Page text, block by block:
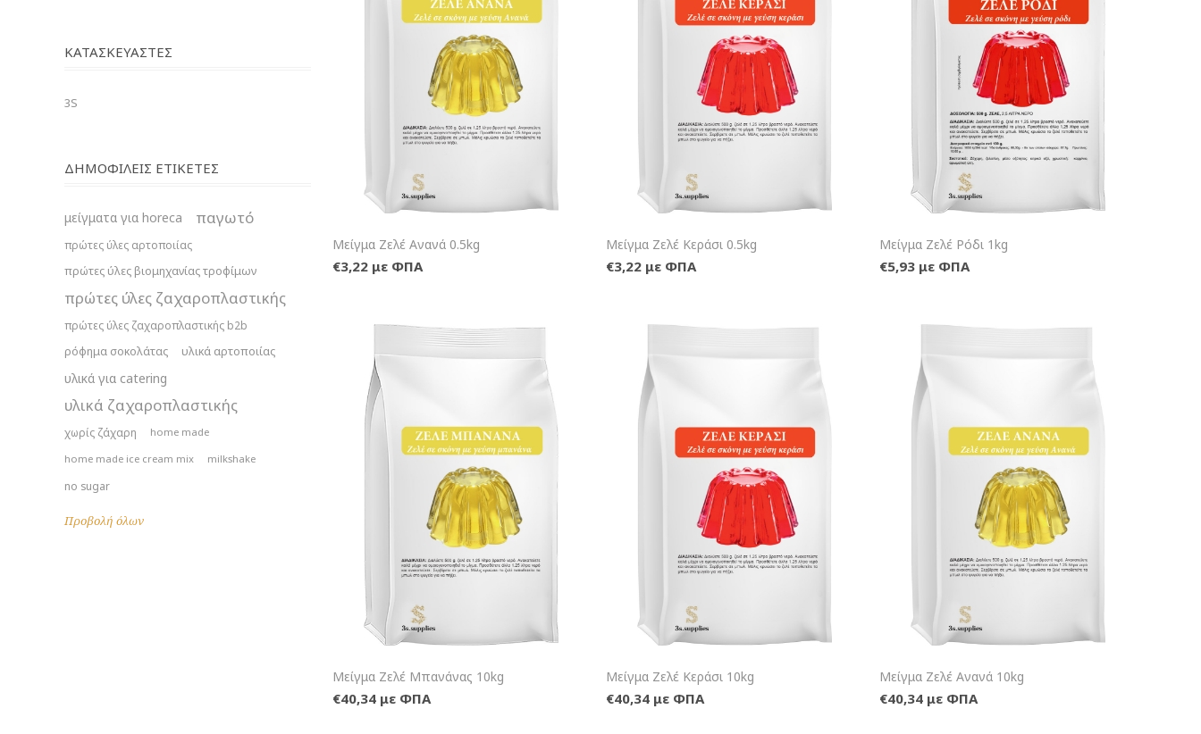
Μείγμα Ζελέ Ανανά 0.5kg
€3,22 με ΦΠΑ
Μείγμα Ζελέ Κεράσι 0.5kg
€3,22 με ΦΠΑ
Μείγμα Ζελέ Ρόδι 1kg
€5,93 με ΦΠΑ
Μείγμα Ζελέ Μπανάνας 10kg
€40,34 με ΦΠΑ
Μείγμα Ζελέ Κεράσι 10kg
€40,34 με ΦΠΑ
Μείγμα Ζελέ Ανανά 10kg
€40,34 με ΦΠΑ
ΚΑΤΑΣΚΕΥΑΣΤΈΣ
3S
ΔΗΜΟΦΙΛΕΙΣ ΕΤΙΚΕΤΕΣ
μείγματα για horeca παγωτό
πρώτες ύλες αρτοποιίας
πρώτες ύλες βιομηχανίας τροφίμων
πρώτες ύλες ζαχαροπλαστικής
πρώτες ύλες ζαχαροπλαστικής b2b
ρόφημα σοκολάτας υλικά αρτοποιίας
υλικά για catering
υλικά ζαχαροπλαστικής
χωρίς ζάχαρη
home made
home made ice cream mix
milkshake
no sugar
Προβολή όλων